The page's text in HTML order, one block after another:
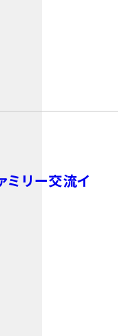
ミリー交流イ